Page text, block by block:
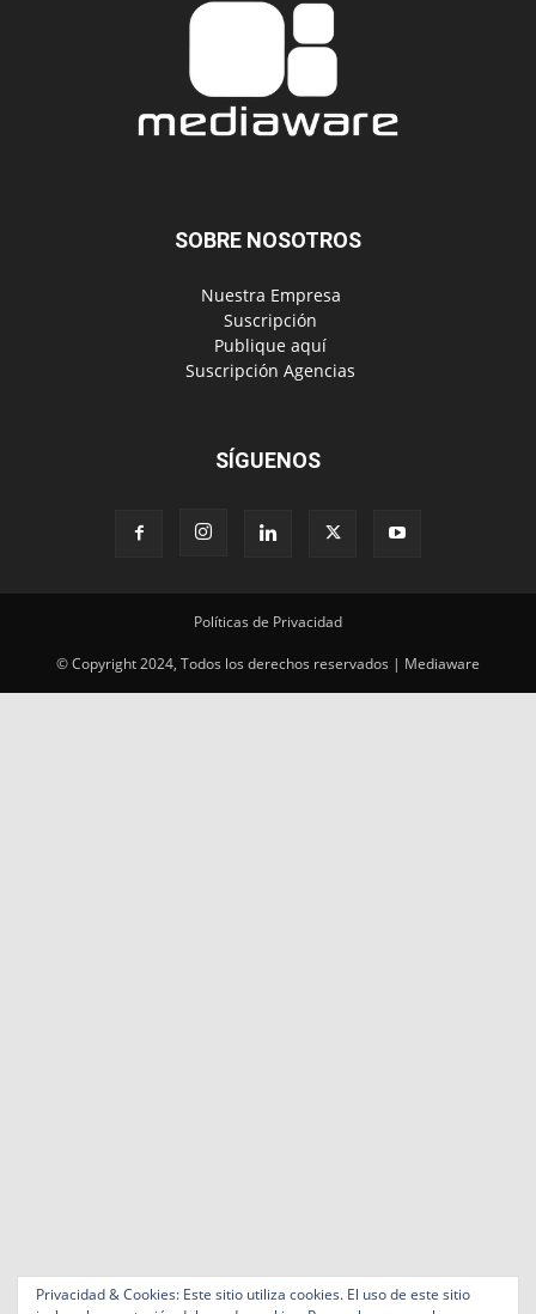
SOBRE NOSOTROS
‎ Nuestra Empresa
‎ Suscripción
‎ Publique aquí
‎ Suscripción Agencias
SÍGUENOS
Políticas de Privacidad
© Copyright 2024, Todos los derechos reservados | Mediaware
Privacidad & Cookies: Este sitio utiliza cookies. El uso de este sitio